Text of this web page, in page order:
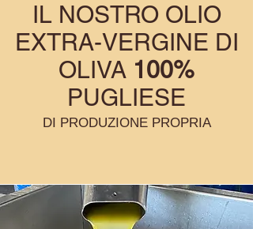
IL NOSTRO OLIO
EXTRA-VERGINE DI
OLIVA 100%
PUGLIESE
DI PRODUZIONE PROPRIA